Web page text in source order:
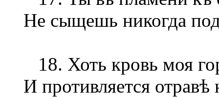
Не сыщешь никогда
18. Хоть кровь моя
И противляется